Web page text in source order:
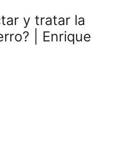
y tratar la
| Enrique